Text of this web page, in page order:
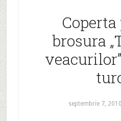
brosura
septembrie 7, 2010